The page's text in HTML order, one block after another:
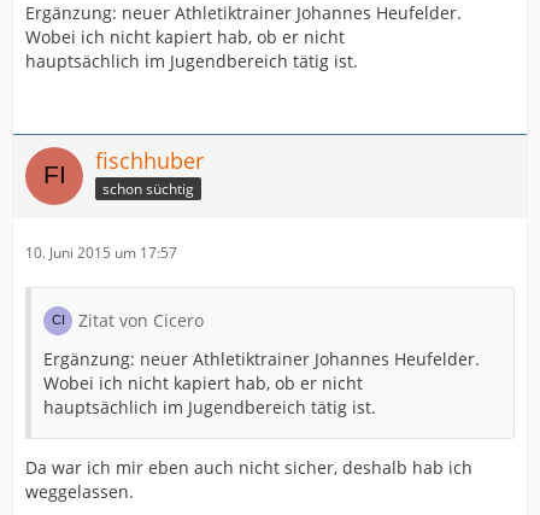
Ergänzung: neuer Athletiktrainer Johannes Heufelder.
Wobei ich nicht kapiert hab, ob er nicht
hauptsächlich im Jugendbereich tätig ist.
fischhuber
schon süchtig
10. Juni 2015 um 17:57
Zitat von Cicero
Ergänzung: neuer Athletiktrainer Johannes Heufelder.
Wobei ich nicht kapiert hab, ob er nicht
hauptsächlich im Jugendbereich tätig ist.
Da war ich mir eben auch nicht sicher, deshalb hab ich
weggelassen.